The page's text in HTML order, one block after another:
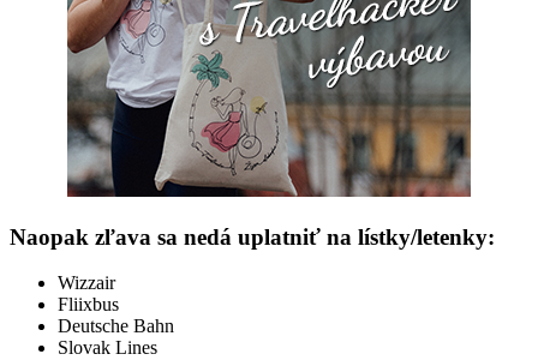
Naopak zľava sa nedá uplatniť na lístky/letenky:
Wizzair
Fliixbus
Deutsche Bahn
Slovak Lines